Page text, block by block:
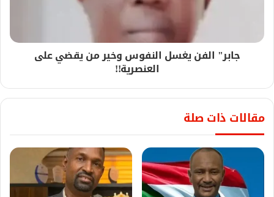
جابر" الفن يغسل النفوس وخير من يقضي على
العنصرية!!
مقالات ذات صلة